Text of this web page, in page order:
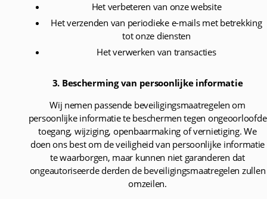
Het verbeteren van onze website
Het verzenden van periodieke e-mails met betrekking
tot onze diensten
Het verwerken van transacties
3. Bescherming van persoonlijke informatie
Wij nemen passende beveiligingsmaatregelen om
persoonlijke informatie te beschermen tegen ongeoorloofde
toegang, wijziging, openbaarmaking of vernietiging. We
doen ons best om de veiligheid van persoonlijke informatie
te waarborgen, maar kunnen niet garanderen dat
ongeautoriseerde derden de beveiligingsmaatregelen zullen
omzeilen.